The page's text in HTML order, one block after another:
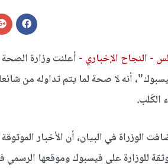
- النجاح الإخباري - أعلنت وزارة
أنه لا صحة لما يتم تداوله من
الكَلب.
الوزراة في البيان، أن الأخبار
للوزارة على فيسبوك وموقعها